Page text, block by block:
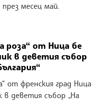
месец май.
роза“ от Ница бе
в деветия събор
от френския град Ница
деветия събор „На